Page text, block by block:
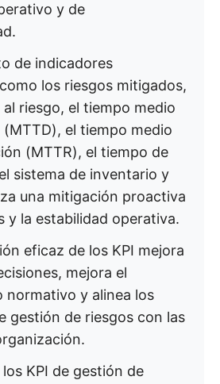
y de
de indicadores
los riesgos mitigados,
riesgo, el tiempo medio
el tiempo medio
(MTTR), el tiempo de
sistema de inventario y
una mitigación proactiva
y la estabilidad operativa.
eficaz de los KPI mejora
mejora el
normativo y alinea los
gestión de riesgos con las
KPI de gestión de